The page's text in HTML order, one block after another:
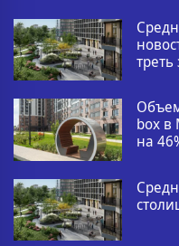
треть
box в
на